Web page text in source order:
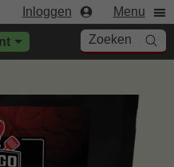
Inloggen Menu
Zoeken